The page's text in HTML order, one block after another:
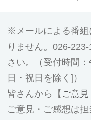
メールによる番
りません。026-
さい。（受付時間
日・祝日を除く]）
皆さんから【 ご意
ご意見・ご感想は